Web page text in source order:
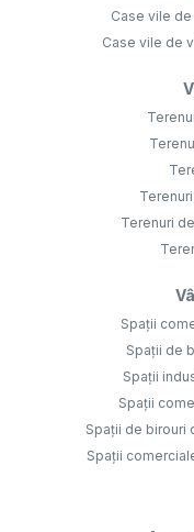
Case vile
Case vile de
Terenuri
Spații
Spații de
Spații
Spații
Spații de birouri
Spații